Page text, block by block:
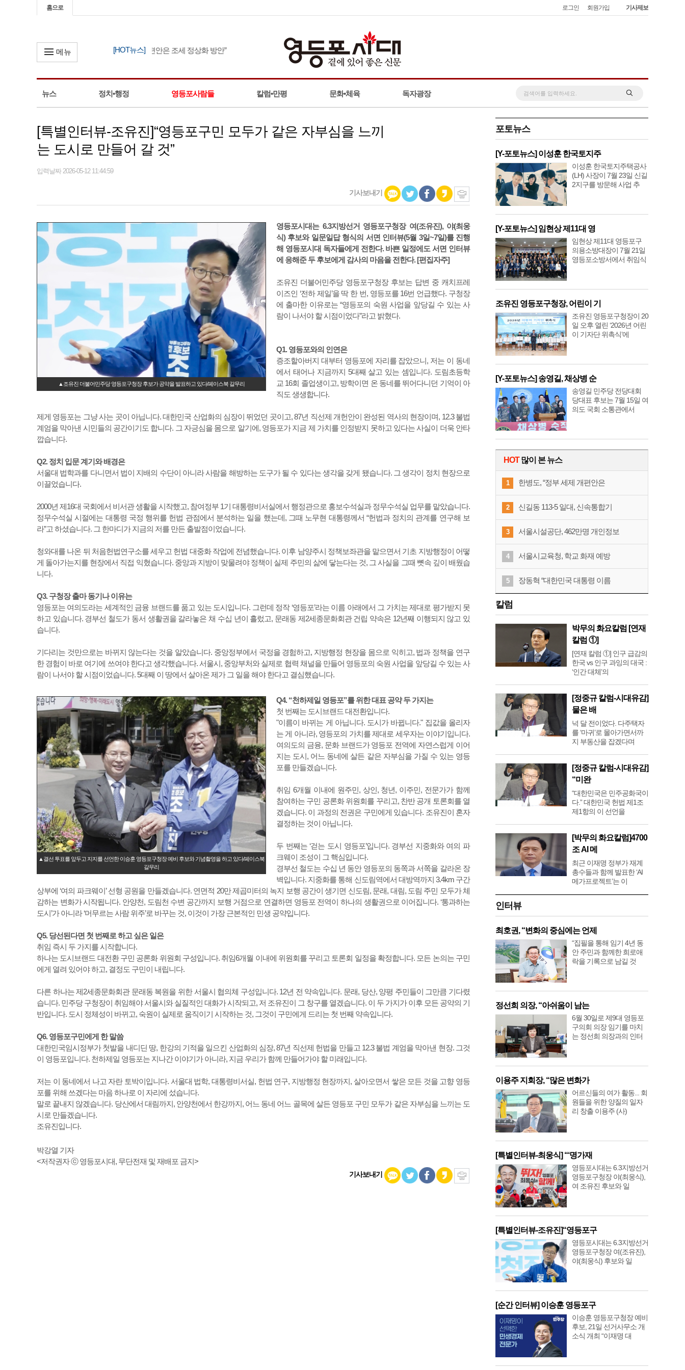
홈으로 로그인 회원가입 기사제보
[HOT뉴스]
한병도, “정부 세제 개편안은 조세 정상화 방안”
메뉴
뉴스 정치•행정 영등포사람들 칼럼•만평 문화•체육 독자광장
[특별인터뷰-조유진]“영등포구민 모두가 같은 자부심을 느끼
는 도시로 만들어 갈 것”
입력날짜 2026-05-12 11:44:59
기사보내기
▲조유진 더불어민주당 영등포구청장 후보가 공약을 발표하고 있다/페이스북 갈무리
영등포시대는 6.3지방선거 영등포구청장 여(조유진), 야(최웅
식) 후보와 일문일답 형식의 서면 인터뷰(5월 3일~7일)를 진행
해 영등포시대 독자들에게 전한다. 바쁜 일정에도 서면 인터뷰
에 응해준 두 후보에게 감사의 마음을 전한다. [편집자주]
조유진 더불어민주당 영등포구청장 후보는 답변 중 캐치프레
이즈인 ‘전하 제일’을 딱 한 번, 영등포를 16번 언급했다. 구청장
에 출마한 이유로는 “영등포의 숙원 사업을 앞당길 수 있는 사
람이 나서야 할 시점이었다”라고 밝혔다.
Q1. 영등포와의 인연은
증조할아버지 대부터 영등포에 자리를 잡았으니, 저는 이 동네
에서 태어나 지금까지 5대째 살고 있는 셈입니다. 도림초등학
교 16회 졸업생이고, 방학이면 온 동네를 뛰어다니던 기억이 아
직도 생생합니다.
제게 영등포는 그냥 사는 곳이 아닙니다. 대한민국 산업화의 심장이 뛰었던 곳이고, 87년 직선제 개헌안이 완성된 역사의 현장이며, 12.3 불법
계엄을 막아낸 시민들의 공간이기도 합니다. 그 자긍심을 몸으로 알기에, 영등포가 지금 제 가치를 인정받지 못하고 있다는 사실이 더욱 안타
깝습니다.
Q2. 정치 입문 계기와 배경은
서울대 법학과를 다니면서 법이 지배의 수단이 아니라 사람을 해방하는 도구가 될 수 있다는 생각을 갖게 됐습니다. 그 생각이 정치 현장으로
이끌었습니다.
2000년 제16대 국회에서 비서관 생활을 시작했고, 참여정부 1기 대통령비서실에서 행정관으로 홍보수석실과 정무수석실 업무를 맡았습니다.
정무수석실 시절에는 대통령 국정 행위를 헌법 관점에서 분석하는 일을 했는데, 그때 노무현 대통령께서 “헌법과 정치의 관계를 연구해 보
라”고 하셨습니다. 그 한마디가 지금의 저를 만든 출발점이었습니다.
청와대를 나온 뒤 처음헌법연구소를 세우고 헌법 대중화 작업에 전념했습니다. 이후 남양주시 정책보좌관을 맡으면서 기초 지방행정이 어떻
게 돌아가는지를 현장에서 직접 익혔습니다. 중앙과 지방이 맞물려야 정책이 실제 주민의 삶에 닿는다는 것, 그 사실을 그때 뼛속 깊이 배웠습
니다.
Q3. 구청장 출마 동기나 이유는
영등포는 여의도라는 세계적인 금융 브랜드를 품고 있는 도시입니다. 그런데 정작 ‘영등포’라는 이름 아래에서 그 가치는 제대로 평가받지 못
하고 있습니다. 경부선 철도가 동서 생활권을 갈라놓은 채 수십 년이 흘렀고, 문래동 제2세종문화회관 건립 약속은 12년째 이행되지 않고 있
습니다.
기다리는 것만으로는 바뀌지 않는다는 것을 알았습니다. 중앙정부에서 국정을 경험하고, 지방행정 현장을 몸으로 익히고, 법과 정책을 연구
한 경험이 바로 여기에 쓰여야 한다고 생각했습니다. 서울시, 중앙부처와 실제로 협력 채널을 만들어 영등포의 숙원 사업을 앞당길 수 있는 사
람이 나서야 할 시점이었습니다. 5대째 이 땅에서 살아온 제가 그 일을 해야 한다고 결심했습니다.
▲결선 투표를 앞두고 지지를 선언한 이승훈 영등포구청장 예비 후보와 기념촬영을 하고 있다/페이스북
갈무리
Q4. “천하제일 영등포”를 위한 대표 공약 두 가지는
첫 번째는 도시브랜드 대전환입니다.
"이름이 바뀌는 게 아닙니다. 도시가 바뀝니다." 집값을 올리자
는 게 아니라, 영등포의 가치를 제대로 세우자는 이야기입니다.
여의도의 금융, 문화 브랜드가 영등포 전역에 자연스럽게 이어
지는 도시, 어느 동네에 살든 같은 자부심을 가질 수 있는 영등
포를 만들겠습니다.
취임 6개월 이내에 원주민, 상인, 청년, 이주민, 전문가가 함께
참여하는 구민 공론화 위원회를 꾸리고, 찬반 공개 토론회를 열
겠습니다. 이 과정의 전권은 구민에게 있습니다. 조유진이 혼자
결정하는 것이 아닙니다.
두 번째는 ‘걷는 도시 영등포’입니다. 경부선 지중화와 여의 파
크웨이 조성이 그 핵심입니다.
경부선 철도는 수십 년 동안 영등포의 동쪽과 서쪽을 갈라온 장
벽입니다. 지중화를 통해 신도림역에서 대방역까지 3.4km 구간
상부에 ‘여의 파크웨이’ 선형 공원을 만들겠습니다. 연면적 20만 제곱미터의 녹지 보행 공간이 생기면 신도림, 문래, 대림, 도림 주민 모두가 체
감하는 변화가 시작됩니다. 안양천, 도림천 수변 공간까지 보행 거점으로 연결하면 영등포 전역이 하나의 생활권으로 이어집니다. ‘통과하는
도시’가 아니라 ‘머무르는 사람 위주’로 바꾸는 것, 이것이 가장 근본적인 민생 공약입니다.
Q5. 당선된다면 첫 번째로 하고 싶은 일은
취임 즉시 두 가지를 시작합니다.
하나는 도시브랜드 대전환 구민 공론화 위원회 구성입니다. 취임6개월 이내에 위원회를 꾸리고 토론회 일정을 확정합니다. 모든 논의는 구민
에게 열려 있어야 하고, 결정도 구민이 내립니다.
다른 하나는 제2세종문화회관 문래동 복원을 위한 서울시 협의체 구성입니다. 12년 전 약속입니다. 문래, 당산, 양평 주민들이 그만큼 기다렸
습니다. 민주당 구청장이 취임해야 서울시와 실질적인 대화가 시작되고, 저 조유진이 그 창구를 열겠습니다. 이 두 가지가 이후 모든 공약의 기
반입니다. 도시 정체성이 바뀌고, 숙원이 실제로 움직이기 시작하는 것, 그것이 구민에게 드리는 첫 번째 약속입니다.
Q6. 영등포구민에게 한 말씀
대한민국임시정부가 첫발을 내디딘 땅, 한강의 기적을 일으킨 산업화의 심장, 87년 직선제 헌법을 만들고 12.3 불법 계엄을 막아낸 현장. 그것
이 영등포입니다. 천하제일 영등포는 지나간 이야기가 아니라, 지금 우리가 함께 만들어가야 할 미래입니다.
저는 이 동네에서 나고 자란 토박이입니다. 서울대 법학, 대통령비서실, 헌법 연구, 지방행정 현장까지, 살아오면서 쌓은 모든 것을 고향 영등
포를 위해 쓰겠다는 마음 하나로 이 자리에 섰습니다.
말로 끝내지 않겠습니다. 당산에서 대림까지, 안양천에서 한강까지, 어느 동네 어느 골목에 살든 영등포 구민 모두가 같은 자부심을 느끼는 도
시로 만들겠습니다.
조유진입니다.
박강열 기자
<저작권자 ⓒ 영등포시대, 무단전재 및 재배포 금지>
기사보내기
포토뉴스
[Y-포토뉴스] 이성훈 한국토지주
이성훈 한국토지주택공사
(LH) 사장이 7월 23일 신길
2지구를 방문해 사업 추
[Y-포토뉴스] 임현상 제11대 영
임현상 제11대 영등포구
의용소방대장이 7월 21일
영등포소방서에서 취임식
조유진 영등포구청장, 어린이 기
조유진 영등포구청장이 20
일 오후 열린 ‘2026년 어린
이 기자단 위촉식’에
[Y-포토뉴스] 송영길, 채상병 순
송영길 민주당 전당대회
당대표 후보는 7월 15일 여
의도 국회 소통관에서
HOT많이 본 뉴스
1 한병도, “정부 세제 개편안은
2 신길동 113-5 일대, 신속통합기
3 서울시설공단, 462만명 개인정보
4 서울시교육청, 학교 화재 예방
5 장동혁 “대한민국 대통령 이름
칼럼
박무의 화요칼럼 [연재
칼럼 ①]
[연재 칼럼 ①] 인구 급감의
한국 vs 인구 과잉의 대국 :
‘인간 대체’의
[정중규 칼럼-시대유감]
물은 배
넉 달 전이었다. 다주택자
를 ‘마귀’로 몰아가면서까
지 부동산을 잡겠다며
[정중규 칼럼-시대유감]
“미완
“대한민국은 민주공화국이
다.” 대한민국 헌법 제1조
제1항의 이 선언을
[박무의 화요칼럼]4700
조 AI 메
최근 이재명 정부가 재계
총수들과 함께 발표한 ‘AI
메가프로젝트’는 이
인터뷰
최호권, “변화의 중심에는 언제
“집필을 통해 임기 4년 동
안 주민과 함께한 희로애
락을 기록으로 남길 것
정선희 의장, “아쉬움이 남는
6월 30일로 제9대 영등포
구의회 의장 임기를 마치
는 정선희 의장과의 인터
이용주 지회장, “많은 변화가
어르신들의 여가 활동... 회
원들을 위한 양질의 일자
리 창출 이용주 (사)
[특별인터뷰-최웅식] “‘명가재
영등포시대는 6.3지방선거
영등포구청장 야(최웅식),
여 조유진 후보와 일
[특별인터뷰-조유진]“영등포구
영등포시대는 6.3지방선거
영등포구청장 여(조유진),
야(최웅식) 후보와 일
[순간 인터뷰] 이승훈 영등포구
이승훈 영등포구청장 예비
후보, 21일 선거사무소 개
소식 개최 “이재명 대